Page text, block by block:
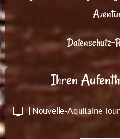
Datenschutz-
Ihren
| Nouvelle-Aquitaine